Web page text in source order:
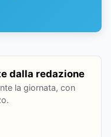
dalla redazione
la giornata, con